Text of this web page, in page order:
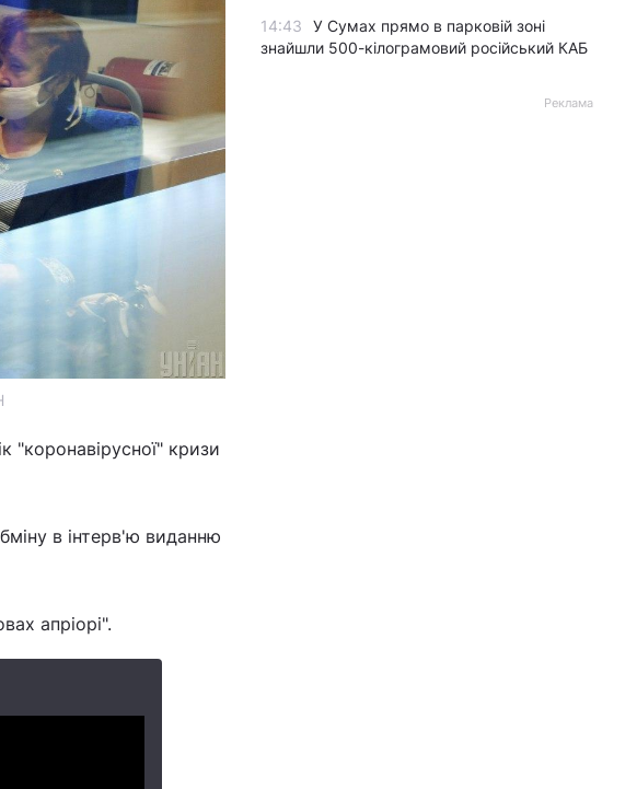
"коронавірусної" кризи
в інтерв'ю виданню
апріорі".
14:43
У Сумах прямо в парковій зоні
знайшли 500-кілограмовий російський КАБ
Реклама